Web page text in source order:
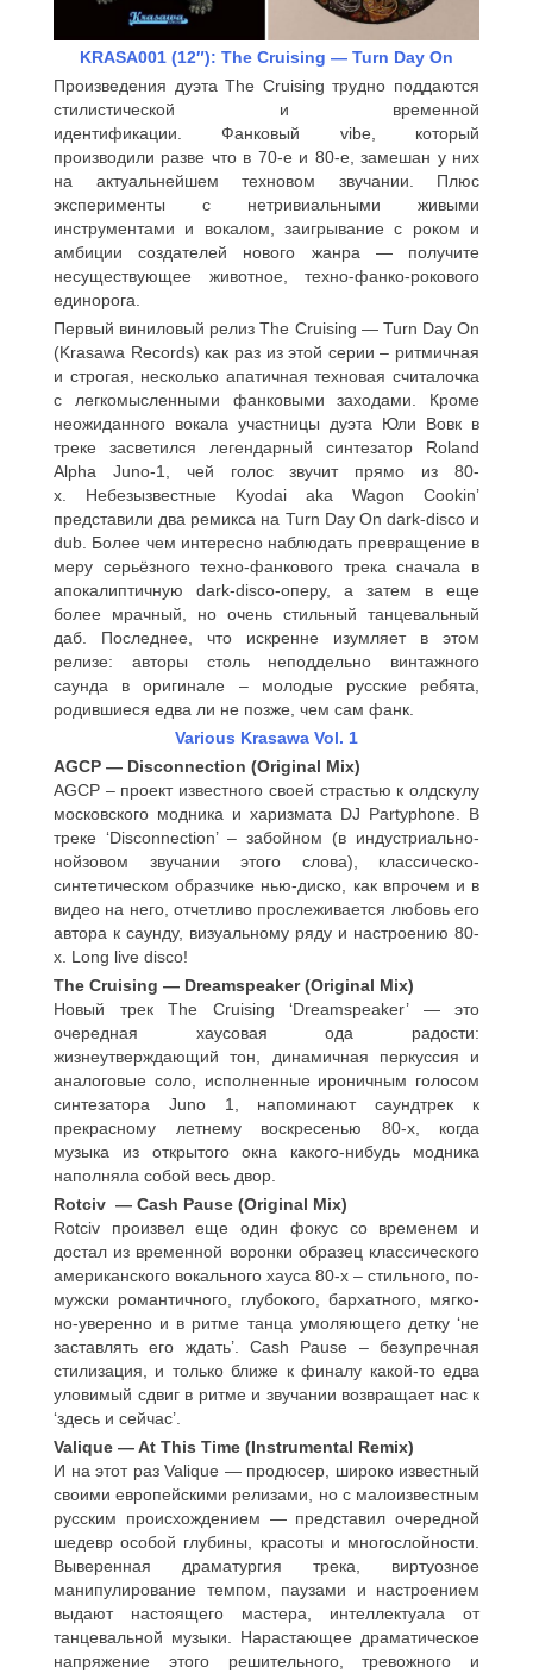
KRASA001 (12″): The Cruising — Turn Day On
Произведения дуэта The Cruising трудно поддаются
стилистической и временной
идентификации. Фанковый vibe, который
производили разве что в 70-е и 80-е, замешан у них
на актуальнейшем техновом звучании. Плюс
эксперименты с нетривиальными живыми
инструментами и вокалом, заигрывание с роком и
амбиции создателей нового жанра — получите
несуществующее животное, техно-фанко-рокового
единорога.
Первый виниловый релиз The Cruising — Turn Day On
(Krasawa Records) как раз из этой серии – ритмичная
и строгая, несколько апатичная техновая считалочка
с легкомысленными фанковыми заходами. Кроме
неожиданного вокала участницы дуэта Юли Вовк в
треке засветился легендарный синтезатор Roland
Alpha Juno-1, чей голос звучит прямо из 80-
х. Небезызвестные Kyodai aka Wagon Cookin’
представили два ремикса на Turn Day On dark-disco и
dub. Более чем интересно наблюдать превращение в
меру серьёзного техно-фанкового трека сначала в
апокалиптичную dark-disco-оперу, а затем в еще
более мрачный, но очень стильный танцевальный
даб. Последнее, что искренне изумляет в этом
релизе: авторы столь неподдельно винтажного
саунда в оригинале – молодые русские ребята,
родившиеся едва ли не позже, чем сам фанк.
Various Krasawa Vol. 1
AGCP — Disconnection (Original Mix)
AGCP – проект известного своей страстью к олдскулу
московского модника и харизмата DJ Partyphone. В
треке ‘Disconnection’ – забойном (в индустриально-
нойзовом звучании этого слова), классическо-
синтетическом образчике нью-диско, как впрочем и в
видео на него, отчетливо прослеживается любовь его
автора к саунду, визуальному ряду и настроению 80-
х. Long live disco!
The Cruising — Dreamspeaker (Original Mix)
Новый трек The Cruising ‘Dreamspeaker’ — это
очередная хаусовая ода радости:
жизнеутверждающий тон, динамичная перкуссия и
аналоговые соло, исполненные ироничным голосом
синтезатора Juno 1, напоминают саундтрек к
прекрасному летнему воскресенью 80-х, когда
музыка из открытого окна какого-нибудь модника
наполняла собой весь двор.
Rotciv — Cash Pause (Original Mix)
Rotciv произвел еще один фокус со временем и
достал из временной воронки образец классического
американского вокального хауса 80-х – стильного, по-
мужски романтичного, глубокого, бархатного, мягко-
но-уверенно и в ритме танца умоляющего детку ‘не
заставлять его ждать’. Cash Pause – безупречная
стилизация, и только ближе к финалу какой-то едва
уловимый сдвиг в ритме и звучании возвращает нас к
‘здесь и сейчас’.
Valique — At This Time (Instrumental Remix)
И на этот раз Valique — продюсер, широко известный
своими европейскими релизами, но с малоизвестным
русским происхождением — представил очередной
шедевр особой глубины, красоты и многослойности.
Выверенная драматургия трека, виртуозное
манипулирование темпом, паузами и настроением
выдают настоящего мастера, интеллектуала от
танцевальной музыки. Нарастающее драматическое
напряжение этого решительного, тревожного и